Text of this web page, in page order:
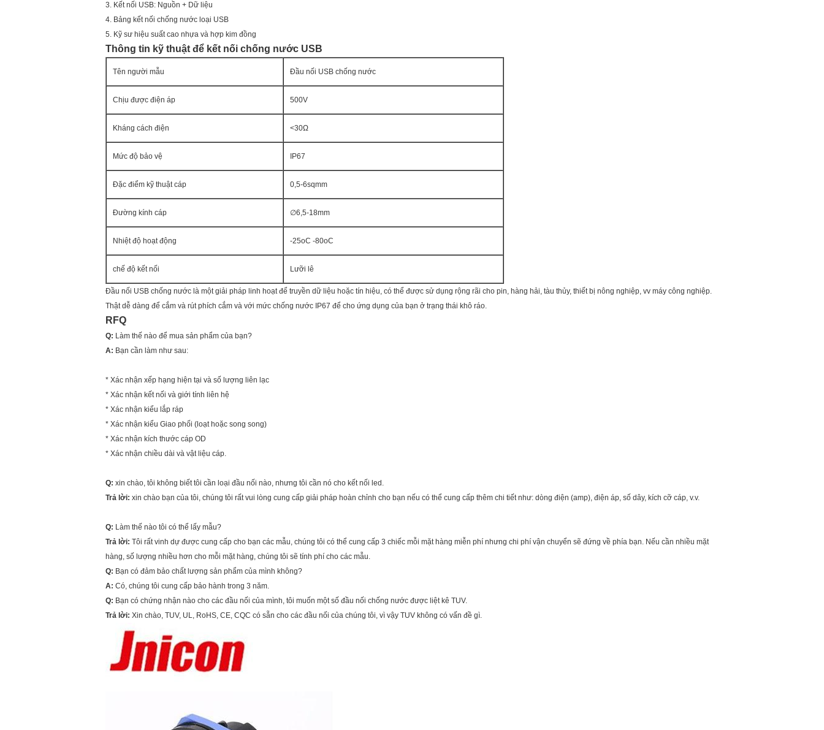
3. Kết nối USB: Nguồn + Dữ liệu
4. Bảng kết nối chống nước loại USB
5. Kỹ sư hiệu suất cao nhựa và hợp kim đồng
Thông tin kỹ thuật để kết nối chống nước USB
Tên người mẫu Đầu nối USB chống nước
Chịu được điện áp 500V
Kháng cách điện <30Ω
Mức độ bảo vệ IP67
Đặc điểm kỹ thuật cáp 0,5-6sqmm
Đường kính cáp ∅6,5-18mm
Nhiệt độ hoạt động -25oC -80oC
chế độ kết nối Lưỡi lê
Đầu nối USB chống nước là một giải pháp linh hoạt để truyền dữ liệu hoặc tín hiệu, có thể được sử dụng rộng rãi cho pin, hàng hải, tàu thủy, thiết bị nông nghiệp, vv máy công nghiệp.
Thật dễ dàng để cắm và rút phích cắm và với mức chống nước IP67 để cho ứng dụng của bạn ở trạng thái khô ráo.
RFQ
Q: Làm thế nào để mua sản phẩm của bạn?
A: Bạn cần làm như sau:
* Xác nhận xếp hạng hiện tại và số lượng liên lạc
* Xác nhận kết nối và giới tính liên hệ
* Xác nhận kiểu lắp ráp
* Xác nhận kiểu Giao phối (loạt hoặc song song)
* Xác nhận kích thước cáp OD
* Xác nhận chiều dài và vật liệu cáp.
Q: xin chào, tôi không biết tôi cần loại đầu nối nào, nhưng tôi cần nó cho kết nối led.
Trả lời: xin chào bạn của tôi, chúng tôi rất vui lòng cung cấp giải pháp hoàn chỉnh cho bạn nếu có thể cung cấp thêm chi tiết như: dòng điện (amp), điện áp, số dây, kích cỡ cáp, v.v.
Q: Làm thế nào tôi có thể lấy mẫu?
Trả lời: Tôi rất vinh dự được cung cấp cho bạn các mẫu, chúng tôi có thể cung cấp 3 chiếc mỗi mặt hàng miễn phí nhưng chi phí vận chuyển sẽ đứng về phía bạn. Nếu cần nhiều mặt
hàng, số lượng nhiều hơn cho mỗi mặt hàng, chúng tôi sẽ tính phí cho các mẫu.
Q: Bạn có đảm bảo chất lượng sản phẩm của mình không?
A: Có, chúng tôi cung cấp bảo hành trong 3 năm.
Q: Bạn có chứng nhận nào cho các đầu nối của mình, tôi muốn một số đầu nối chống nước được liệt kê TUV.
Trả lời: Xin chào, TUV, UL, RoHS, CE, CQC có sẵn cho các đầu nối của chúng tôi, vì vậy TUV không có vấn đề gì.